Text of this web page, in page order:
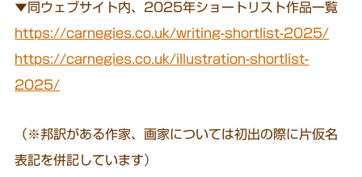
▼同ウェブサイト内、2025年ショートリスト作品一覧
https://carnegies.co.uk/writing-shortlist-2025/
https://carnegies.co.uk/illustration-shortlist-
2025/
（※邦訳がある作家、画家については初出の際に片仮名
表記を併記しています）